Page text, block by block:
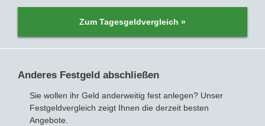
Zum Tagesgeldvergleich »
Anderes Festgeld abschließen
Sie wollen ihr Geld anderweitig fest anlegen? Unser
Festgeldvergleich zeigt Ihnen die derzeit besten
Angebote.